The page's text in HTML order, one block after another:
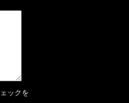
ックを